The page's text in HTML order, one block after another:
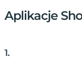
Aplikacje
1.